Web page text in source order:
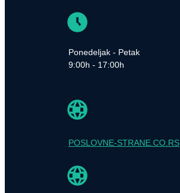
Ponedeljak - Petak
9:00h - 17:00h
POSLOVNE-STRANE.CO.RS